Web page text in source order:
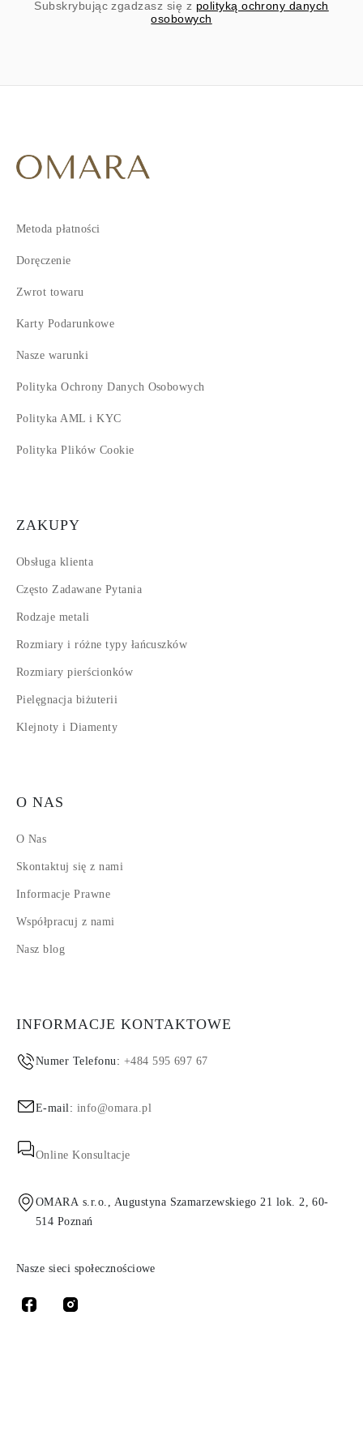
Subskrybując zgadzasz się z polityką ochrony danych
osobowych
Metoda płatności
Doręczenie
Zwrot towaru
Karty Podarunkowe
Nasze warunki
Polityka Ochrony Danych Osobowych
Polityka AML i KYC
Polityka Plików Cookie
ZAKUPY
Obsługa klienta
Często Zadawane Pytania
Rodzaje metali
Rozmiary i różne typy łańcuszków
Rozmiary pierścionków
Pielęgnacja biżuterii
Klejnoty i Diamenty
O NAS
O Nas
Skontaktuj się z nami
Informacje Prawne
Współpracuj z nami
Nasz blog
INFORMACJE KONTAKTOWE
Numer Telefonu: +484 595 697 67
E-mail: info@omara.pl
Online Konsultacje
OMARA s.r.o., Augustyna Szamarzewskiego 21 lok. 2, 60-
514 Poznań
Nasze sieci społecznościowe